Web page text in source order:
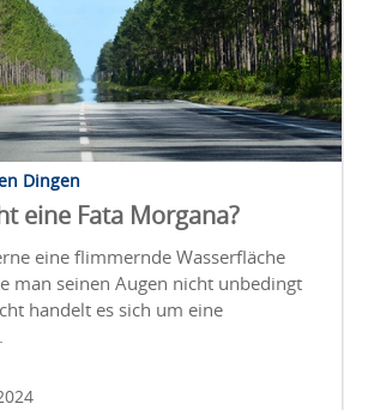
Dingen
eine Fata Morgana?
eine flimmernde Wasserfläche
man seinen Augen nicht unbedingt
handelt es sich um eine